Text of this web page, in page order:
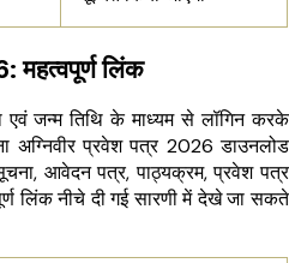
महत्वपूर्ण लिंक
जन्म तिथि के माध्यम से लॉगिन करके
अग्निवीर प्रवेश पत्र 2026 डाउनलोड
आवेदन पत्र, पाठ्यक्रम, प्रवेश पत्र
लिंक नीचे दी गई सारणी में देखे जा सकते